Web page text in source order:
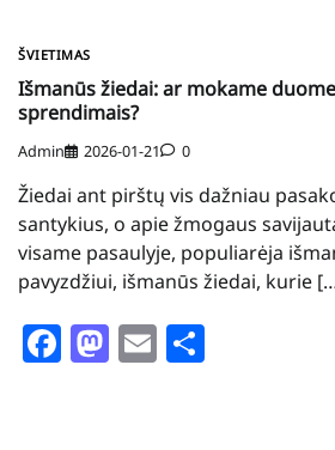
ŠVIETIMAS
Išmanūs žiedai: ar mokame
sprendimais?
Admin 2026-01-21 0
Žiedai ant pirštų vis dažniau
santykius, o apie žmogaus
visame pasaulyje, populiarėja
pavyzdžiui, išmanūs žiedai, kurie
Facebook
Mastodon
Email